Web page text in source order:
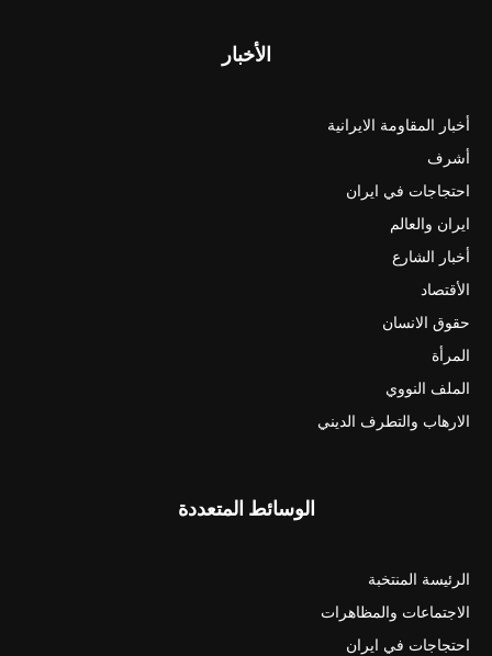
الأخبار
أخبار المقاومة الايرانية
أشرف
احتجاجات في ايران
ايران والعالم
أخبار الشارع
الأقتصاد
حقوق الانسان
المرأة
الملف النووي
الارهاب والتطرف الديني
الوسائط المتعددة
الرئيسة المنتخبة
الاجتماعات والمظاهرات
احتجاجات في ايران